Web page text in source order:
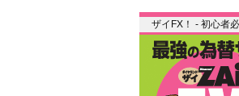
ザイFX！ - 初心者